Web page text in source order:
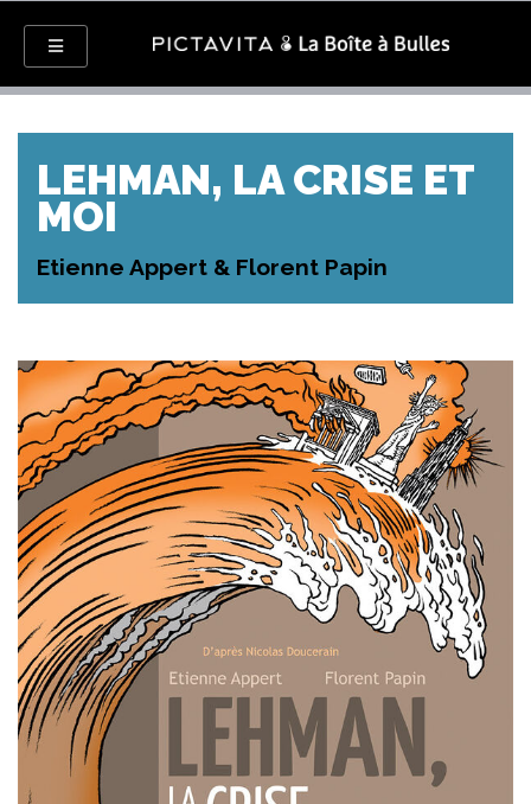
LEHMAN, LA CRISE ET
MOI
Etienne Appert & Florent Papin